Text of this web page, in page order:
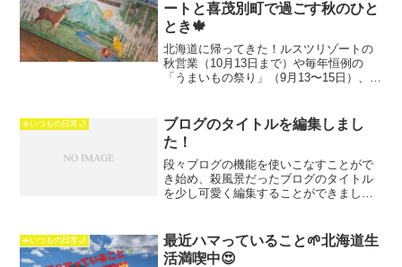
ートと喜茂別町で過ごす秋のひと
とき🍁
北海道に帰ってきた！ルスツリゾートの
秋営業（10月13日まで）や毎年恒例の
「うまいもの祭り」（9月13〜15日）、宿
うぞ。
☀️いつもの日常🌙
ブログのタイトルを編集しまし
た！
段々ブログの機能を使いこなすことがで
き始め、殺風景だったブログのタイトル
を少し可愛く編集することができました
たいなと思う今日この頃です！二日続け
て面白みも何もない内容...
☀️いつもの日常🌙
最近ハマっていること🌱北海道生
活満喫中😍